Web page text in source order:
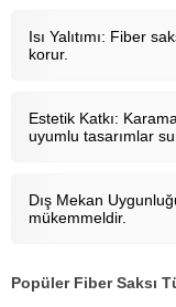
Isı Yalıtımı: Fiber
korur.
Estetik Katkı:
uyumlu tasarımlar
Dış Mekan
mükemmeldir.
Popüler Fiber Saksı